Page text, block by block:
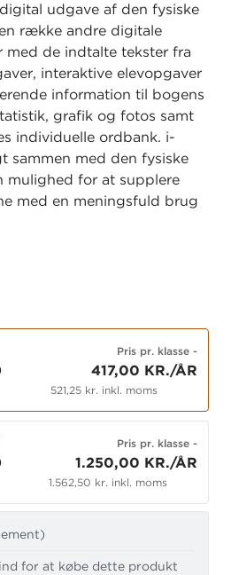
udgave af den fysiske
række andre digitale
med de indtalte tekster fra
interaktive elevopgaver
information til bogens
grafik og fotos samt
individuelle ordbank. i-
med den fysiske
for at supplere
med en meningsfuld brug
Pris pr. klasse-
417,00 KR./ÅR
521,25 kr. inkl. moms
Pris pr. klasse-
1.250,00 KR./ÅR
1.562,50 kr. inkl. moms
for at købe dette produkt